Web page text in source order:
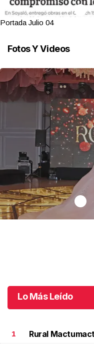
Portada Julio 04
Fotos Y Videos
Lo Más Leído
1 Rural